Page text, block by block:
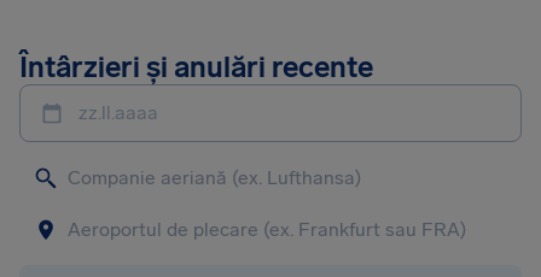
Întârzieri și anulări recente
zz.ll.aaaa